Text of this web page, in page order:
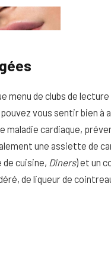
menu de clubs de
vous sentir bien
maladie cardiaque,
une assiette de
cuisine, Dîners) et un
de liqueur de